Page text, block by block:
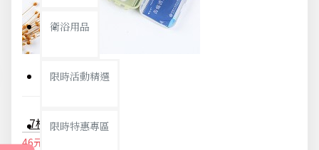
衛浴用品
限時活動精選
限時特惠專區
7格隨身藥盒 一周分藥盒 旅行收納盒
46元